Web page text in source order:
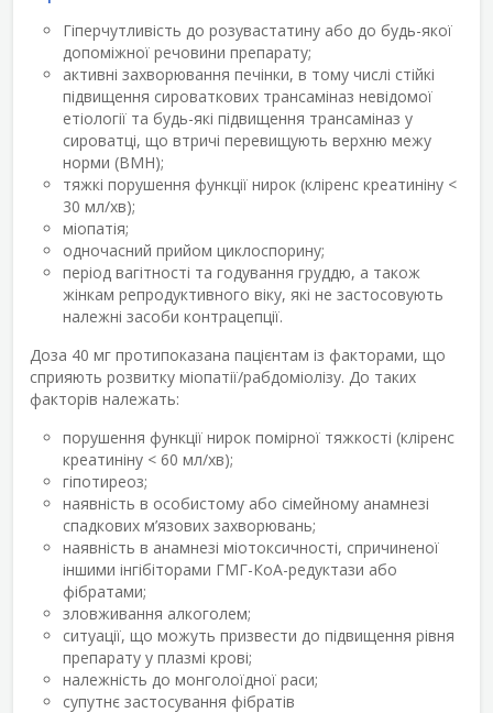
Гіперчутливість до розувастатину або до будь-якої
допоміжної речовини препарату;
активні захворювання печінки, в тому числі стійкі
підвищення сироваткових трансаміназ невідомої
етіології та будь-які підвищення трансаміназ у
сироватці, що втричі перевищують верхню межу
норми (ВМН);
тяжкі порушення функції нирок (кліренс креатиніну <
30 мл/хв);
міопатія;
одночасний прийом циклоспорину;
період вагітності та годування груддю, а також
жінкам репродуктивного віку, які не застосовують
належні засоби контрацепції.
Доза 40 мг протипоказана пацієнтам із факторами, що
сприяють розвитку міопатії/рабдоміолізу. До таких
факторів належать:
порушення функції нирок помірної тяжкості (кліренс
креатиніну < 60 мл/хв);
гіпотиреоз;
наявність в особистому або сімейному анамнезі
спадкових м’язових захворювань;
наявність в анамнезі міотоксичності, спричиненої
іншими інгібіторами ГМГ-КоА-редуктази або
фібратами;
зловживання алкоголем;
ситуації, що можуть призвести до підвищення рівня
препарату у плазмі крові;
належність до монголоїдної раси;
супутнє застосування фібратів